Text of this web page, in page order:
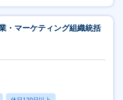
・マーケティング組織統括